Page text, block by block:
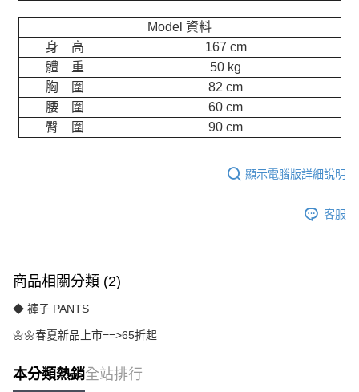
Model 資料
身 高
167 cm
體 重
50 kg
胸 圍
82 cm
腰 圍
60 cm
臀 圍
90 cm
顯示電腦版詳細說明
客服
商品相關分類 (2)
◆ 褲子 PANTS
🌼🌼春夏新品上市==>65折起
本分類熱銷全站排行